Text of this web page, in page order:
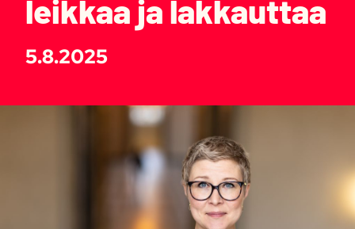
leikkaa ja lakkauttaa
5.8.2025